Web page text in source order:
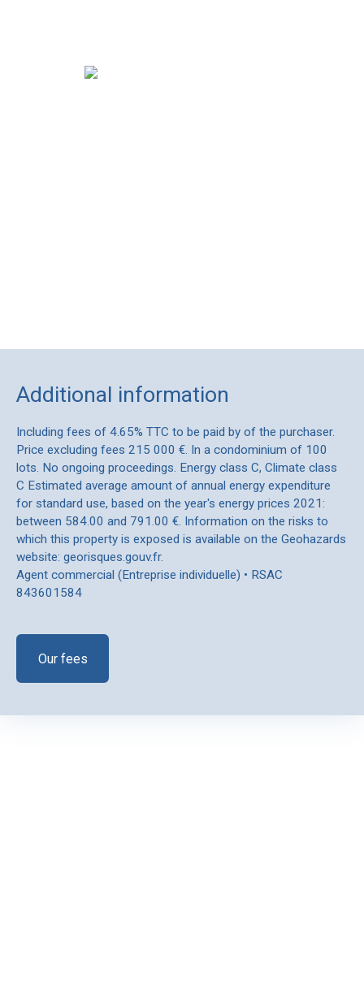
Additional information
Including fees of 4.65% TTC to be paid by of the purchaser.
Price excluding fees 215 000 €. In a condominium of 100
lots. No ongoing proceedings. Energy class C, Climate class
C Estimated average amount of annual energy expenditure
for standard use, based on the year's energy prices 2021:
between 584.00 and 791.00 €. Information on the risks to
which this property is exposed is available on the Geohazards
website: georisques.gouv.fr.
Agent commercial (Entreprise individuelle) • RSAC
843601584
Our fees